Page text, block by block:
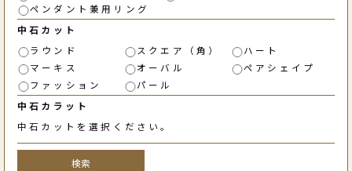
ペンダント兼用リング
中石カット
ラウンド
スクエア（角）
ハート
マーキス
オーバル
ペアシェイプ
ファッション
パール
中石カラット
中石カットを選択ください。
検索